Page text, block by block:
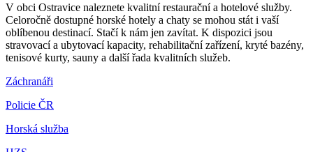
V obci Ostravice naleznete kvalitní restaurační a hotelové služby.
Celoročně dostupné horské hotely a chaty se mohou stát i vaší
oblíbenou destinací. Stačí k nám jen zavítat. K dispozici jsou
stravovací a ubytovací kapacity, rehabilitační zařízení, kryté bazény,
tenisové kurty, sauny a další řada kvalitních služeb.
Záchranáři
Policie ČR
Horská služba